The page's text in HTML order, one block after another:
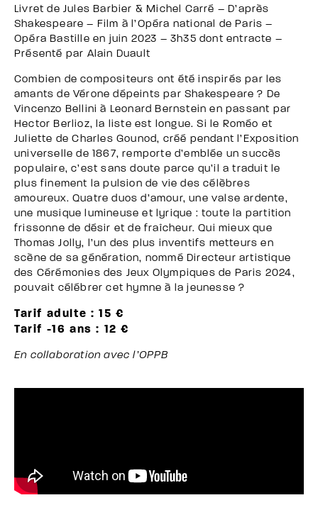
Livret de Jules Barbier & Michel Carré – D’après
Shakespeare – Film à l’Opéra national de Paris –
Opéra Bastille en juin 2023 – 3h35 dont entracte –
Présenté par Alain Duault
Combien de compositeurs ont été inspirés par les
amants de Vérone dépeints par Shakespeare ? De
Vincenzo Bellini à Leonard Bernstein en passant par
Hector Berlioz, la liste est longue. Si le Roméo et
Juliette de Charles Gounod, créé pendant l’Exposition
universelle de 1867, remporte d’emblée un succès
populaire, c’est sans doute parce qu’il a traduit le
plus finement la pulsion de vie des célèbres
amoureux. Quatre duos d’amour, une valse ardente,
une musique lumineuse et lyrique : toute la partition
frissonne de désir et de fraîcheur. Qui mieux que
Thomas Jolly, l’un des plus inventifs metteurs en
scène de sa génération, nommé Directeur artistique
des Cérémonies des Jeux Olympiques de Paris 2024,
pouvait célébrer cet hymne à la jeunesse ?
Tarif adulte : 15 €
Tarif -16 ans : 12 €
En collaboration avec l’OPPB